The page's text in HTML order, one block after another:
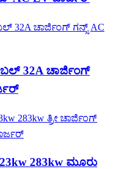
32A ಚಾರ್ಜಿಂಗ್
283kw ಮೂರು